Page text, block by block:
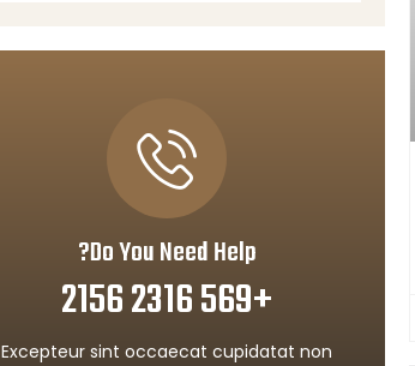
Do You Need Help?
+569 2316 2156
Excepteur sint occaecat cupidatat non